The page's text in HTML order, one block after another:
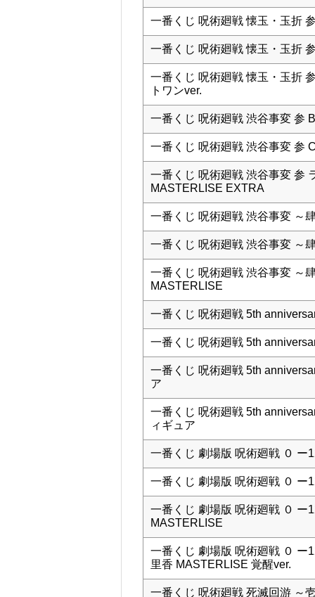
一番くじ 呪術廻戦 懐玉・玉折
一番くじ 呪術廻戦 懐玉・玉折
一番くじ 呪術廻戦 懐玉・玉折
トワンver.
一番くじ 呪術廻戦 渋谷事変 参
一番くじ 呪術廻戦 渋谷事変 参
一番くじ 呪術廻戦 渋谷事変 参
MASTERLISE EXTRA
一番くじ 呪術廻戦 渋谷事変 ～
一番くじ 呪術廻戦 渋谷事変 ～
一番くじ 呪術廻戦 渋谷事変 ～
MASTERLISE
一番くじ 呪術廻戦 5th
一番くじ 呪術廻戦 5th
一番くじ 呪術廻戦 5th
ア
一番くじ 呪術廻戦 5th
ィギュア
一番くじ 劇場版 呪術廻戦 ０ ー
一番くじ 劇場版 呪術廻戦 ０ ー
一番くじ 劇場版 呪術廻戦 ０ ー
MASTERLISE
一番くじ 劇場版 呪術廻戦 ０ ー
里香 MASTERLISE 覚醒ver.
一番くじ 呪術廻戦 死滅回游 ～